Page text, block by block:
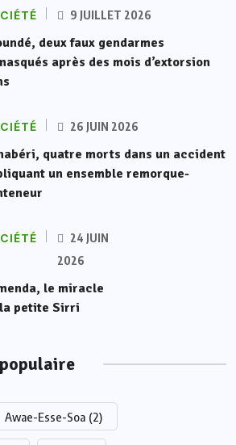
9 JUILLET 2026
deux faux gendarmes
après des mois d’extorsion
26 JUIN 2026
quatre morts dans un accident
un ensemble remorque-
24 JUIN
2026
le miracle
petite Sirri
Awae-Esse-Soa (2)